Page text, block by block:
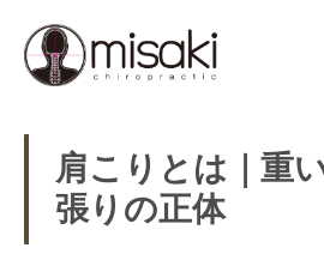
肩こりとは｜重
張りの正体